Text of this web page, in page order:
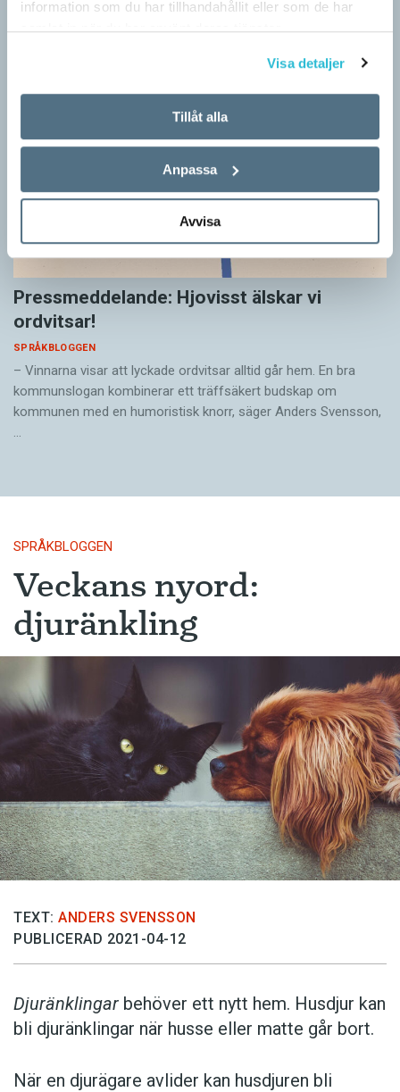
information som du har tillhandahållit eller som de har
samlat in när du har använt deras tjänster.
Visa detaljer
Tillåt alla
Anpassa
Avvisa
Pressmeddelande: Hjovisst älskar vi
ordvitsar!
SPRÅKBLOGGEN
– Vinnarna visar att lyckade ordvitsar alltid går hem. En bra
kommunslogan kombinerar ett träffsäkert budskap om
kommunen med en humoristisk knorr, säger Anders Svensson,
…
SPRÅKBLOGGEN
Veckans nyord:
djuränkling
TEXT: ANDERS SVENSSON
PUBLICERAD 2021-04-12
Djuränklingar behöver ett nytt hem. Husdjur kan
bli djuränklingar när husse eller matte går bort.
När en djurägare avlider kan husdjuren bli